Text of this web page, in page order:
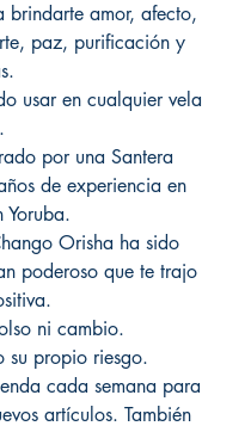
brindarte amor, afecto,
paz, purificación y
usar en cualquier vela
por una Santera
de experiencia en
Yoruba.
Orisha ha sido
poderoso que te trajo
ni cambio.
su propio riesgo.
cada semana para
artículos. También